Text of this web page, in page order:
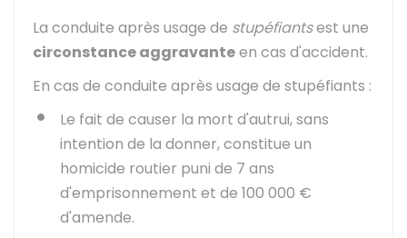
La conduite après usage de stupéfiantsest une
circonstance aggravanteen cas d'accident.
En cas de conduite après usage de stupéfiants :
Le fait de causer la mort d'autrui, sans
intention de la donner, constitue un
homicide routier puni de 7 ans
d'emprisonnement et de 100 000 €
d'amende.